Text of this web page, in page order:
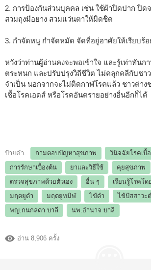
2. การป้องกันส่วนบุคคล เช่น ใช้ผ้าปิดปาก ปิด
สวมถุงมือยาง สวมแว่นตาให้มิดชิด
3. กำจัดหนู กำจัดหมัด จัดที่อยู่อาศัยให้เรียบร้
หวังว่าท่านผู้อ่านคงจะพอเข้าใจ และรู้เท่าทัน
ตระหนก และปรับปรุงวิถีชีวิต ไม่คลุกคลีกับชา
จำเป็น นอกจากจะไม่ติดกาฬโรคแล้ว ชาวต่าง
เชื้อโรคเอดส์ หรือโรคอันตรายอย่างอื่นอีกก็ได้
ป้ายคำ: ถามตอบปัญหาสุขภาพ
วินิจฉัยโรคเบื้
การรักษาเบื้องต้น
ยาและวิธีใช้ คุยสุขภาพ
ตรวจสุขภาพด้วยตัวเอง
อื่น ๆ
เรียนรู้โรคโ
มฤตยูดำ
มฤตยูทมิฬ ไข้ดำ
ไข้ปัสสาวะ
พญ.กนกลดา บาลี
นพ.อำนาจ บาลี
อ่าน 8,906 ครั้ง